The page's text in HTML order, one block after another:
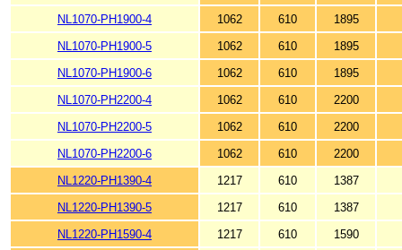
NL1070-PH1900-4
1062 610
1895
NL1070-PH1900-5
1062 610
1895
NL1070-PH1900-6
1062 610
1895
NL1070-PH2200-4
1062 610
2200
NL1070-PH2200-5
1062 610
2200
NL1070-PH2200-6
1062 610
2200
NL1220-PH1390-4
1217 610
1387
NL1220-PH1390-5
1217 610
1387
NL1220-PH1590-4
1217 610
1590